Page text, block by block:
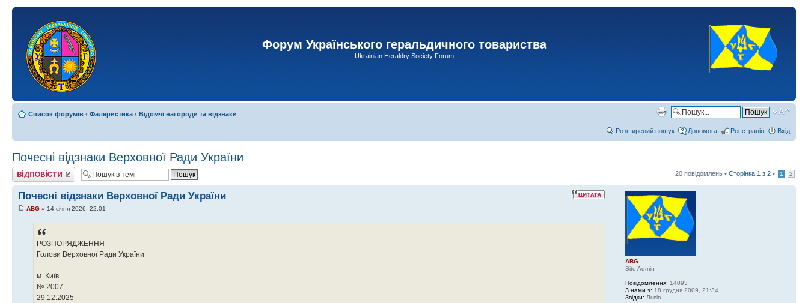
Форум Українського геральдичного товариства
Ukrainian Heraldry Society Forum
Список форумів ‹ Фалеристика ‹ Відомчі нагороди та відзнаки
Розширений пошук Допомога Реєстрація Вхід
Почесні відзнаки Верховної Ради України
Відповісти 20 повідомлень • Сторінка 1 з 2 • 1 2
Почесні відзнаки Верховної Ради України
ABG » 14 січня 2026, 22:01
РОЗПОРЯДЖЕННЯ
Голови Верховної Ради України
м. Київ
№ 2007
29.12.2025
ABG
Site Admin
Повідомлення: 14093
З нами з: 18 грудня 2009, 21:34
Звідки: Львів